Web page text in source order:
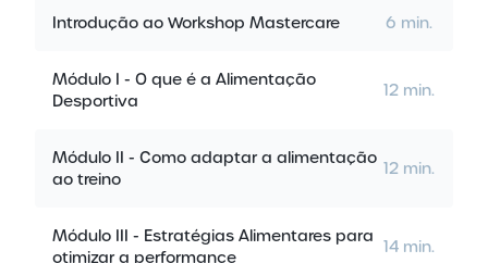
Introdução ao Workshop Mastercare 6 min.
Módulo I - O que é a Alimentação
Desportiva
12 min.
Módulo II - Como adaptar a alimentação
ao treino
12 min.
Módulo III - Estratégias Alimentares para
otimizar a performance
14 min.